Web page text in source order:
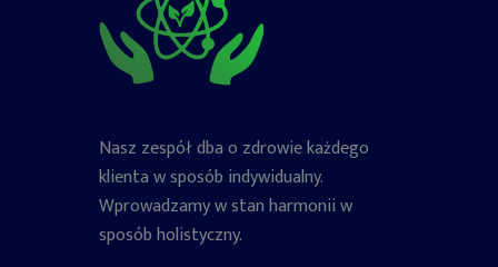
Nasz zespół dba o zdrowie każdego
klienta w sposób indywidualny.
Wprowadzamy w stan harmonii w
sposób holistyczny.